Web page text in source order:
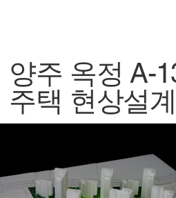
양주 옥정 A-
주택 현상설계